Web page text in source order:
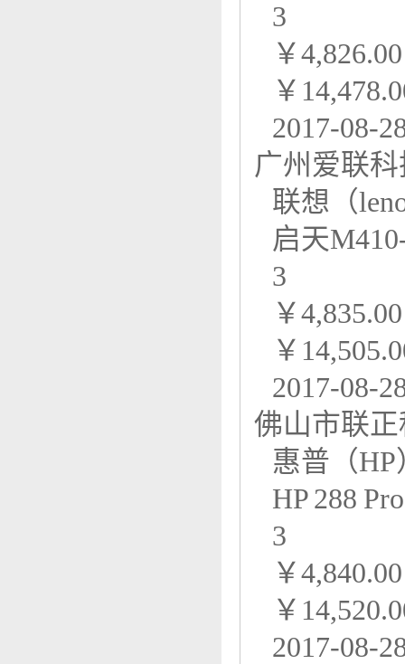
3
￥4,826.00
￥
2017-08-
广州爱联
联想（
启天
3
￥4,835.00
￥
2017-08-
佛山市联
惠普（HP
HP 288
3
￥4,840.00
￥
2017-08-